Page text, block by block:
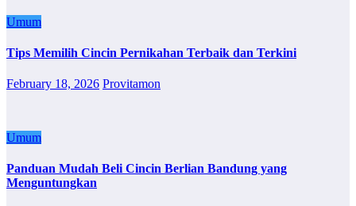
Umum
Tips Memilih Cincin Pernikahan Terbaik dan Terkini
February 18, 2026 Provitamon
Umum
Panduan Mudah Beli Cincin Berlian Bandung yang
Menguntungkan